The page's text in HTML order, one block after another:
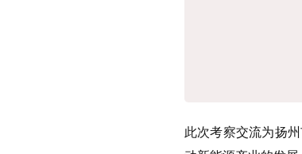
此次考察交流为扬